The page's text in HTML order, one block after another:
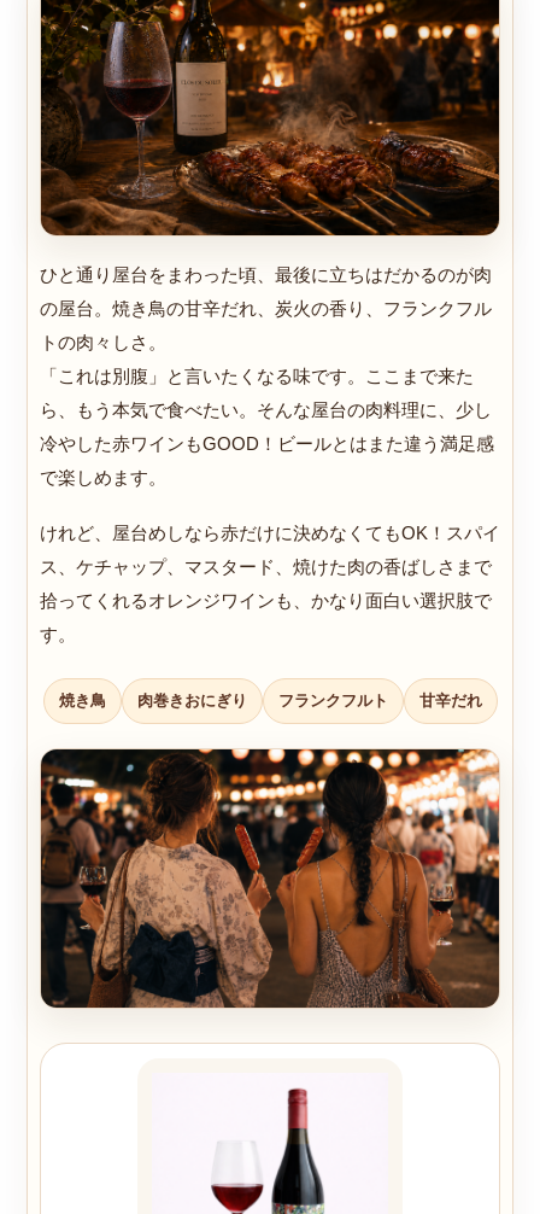
ひと通り屋台をまわった頃、最後に立ちはだかるのが肉
の屋台。焼き鳥の甘辛だれ、炭火の香り、フランクフル
トの肉々しさ。
「これは別腹」と言いたくなる味です。ここまで来た
ら、もう本気で食べたい。そんな屋台の肉料理に、少し
冷やした赤ワインもGOOD！ビールとはまた違う満足感
で楽しめます。
けれど、屋台めしなら赤だけに決めなくてもOK！スパイ
ス、ケチャップ、マスタード、焼けた肉の香ばしさまで
拾ってくれるオレンジワインも、かなり面白い選択肢で
す。
焼き鳥 肉巻きおにぎり フランクフルト 甘辛だれ